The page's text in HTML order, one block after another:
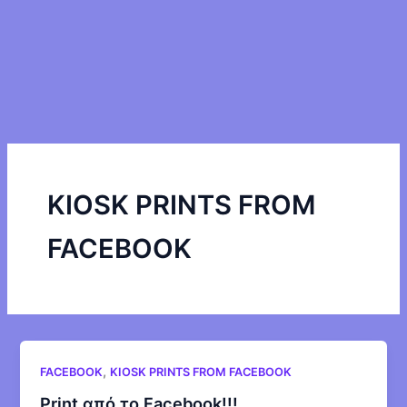
KIOSK PRINTS FROM
FACEBOOK
FACEBOOK, KIOSK PRINTS FROM FACEBOOK